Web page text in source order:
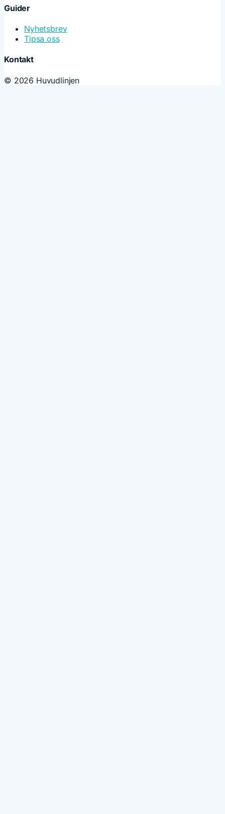
Guider
Nyhetsbrev
Tipsa oss
Kontakt
© 2026 Huvudlinjen